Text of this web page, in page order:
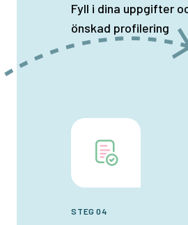
Fyll i dina uppgifter
önskad profilering
STEG 04